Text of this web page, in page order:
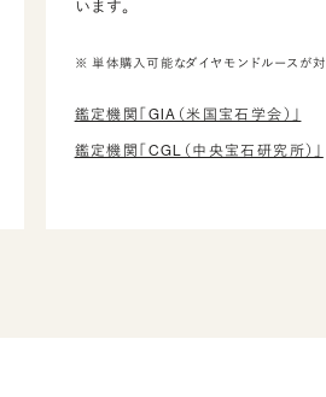
います。
※ 単体購入可能なダイヤモンドルースが
鑑定機関「GIA（米国宝石学会）」
鑑定機関「CGL（中央宝石研究所）」